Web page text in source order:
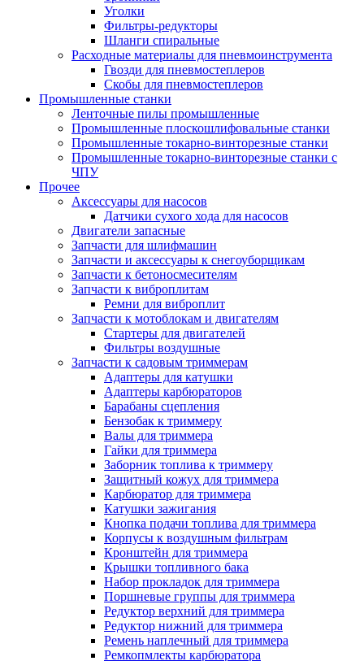
Уголки
Фильтры-редукторы
Шланги спиральные
Расходные материалы для пневмоинструмента
Гвозди для пневмостеплеров
Скобы для пневмостеплеров
Промышленные станки
Ленточные пилы промышленные
Промышленные плоскошлифовальные станки
Промышленные токарно-винторезные станки
Промышленные токарно-винторезные станки с
ЧПУ
Прочее
Аксессуары для насосов
Датчики сухого хода для насосов
Двигатели запасные
Запчасти для шлифмашин
Запчасти и аксессуары к снегоуборщикам
Запчасти к бетоносмесителям
Запчасти к виброплитам
Ремни для виброплит
Запчасти к мотоблокам и двигателям
Стартеры для двигателей
Фильтры воздушные
Запчасти к садовым триммерам
Адаптеры для катушки
Адаптеры карбюраторов
Барабаны сцепления
Бензобак к триммеру
Валы для триммера
Гайки для триммера
Заборник топлива к триммеру
Защитный кожух для триммера
Карбюратор для триммера
Катушки зажигания
Кнопка подачи топлива для триммера
Корпусы к воздушным фильтрам
Кронштейн для триммера
Крышки топливного бака
Набор прокладок для триммера
Поршневые группы для триммера
Редуктор верхний для триммера
Редуктор нижний для триммера
Ремень наплечный для триммера
Ремкопмлекты карбюратора